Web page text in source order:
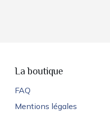
La boutique
FAQ
Mentions légales